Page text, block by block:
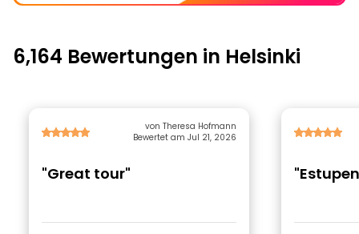
6,164 Bewertungen in Helsinki
von Theresa Hofmann
Bewertet am Jul 21, 2026
"Great tour"